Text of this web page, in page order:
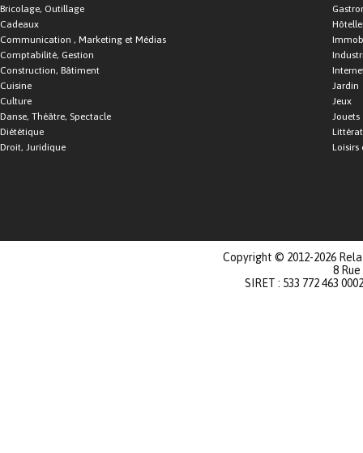
Bricolage, Outillage
Cadeaux
Communication , Marketing et Médias
Comptabilité, Gestion
Construction, Bâtiment
Cuisine
Culture
Danse, Théâtre, Spectacle
Diététique
Droit, Juridique
Jardin
Jeux
Jouets
Loisirs
Copyright © 2012-2026
8
SIRET : 533 772 463